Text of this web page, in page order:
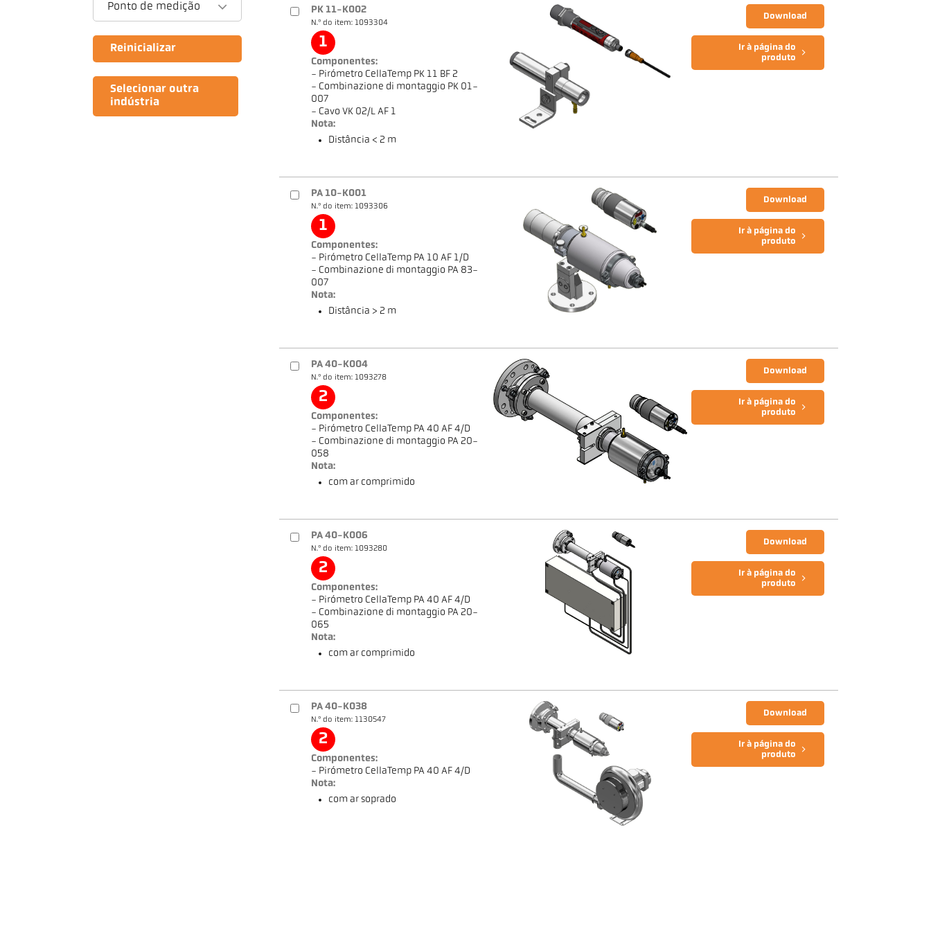
Ponto de medição
Reinicializar
Selecionar outra
indústria
PK 11-K002
N.º do item: 1093304
1
Componentes:
- Pirómetro CellaTemp PK 11 BF 2
- Combinazione di montaggio PK 01-
007
- Cavo VK 02/L AF 1
Nota:
Distância < 2 m
Download
Ir à página do
produto
PA 10-K001
N.º do item: 1093306
1
Componentes:
- Pirómetro CellaTemp PA 10 AF 1/D
- Combinazione di montaggio PA 83-
007
Nota:
Distância > 2 m
Download
Ir à página do
produto
PA 40-K004
N.º do item: 1093278
2
Componentes:
- Pirómetro CellaTemp PA 40 AF 4/D
- Combinazione di montaggio PA 20-
058
Nota:
com ar comprimido
Download
Ir à página do
produto
PA 40-K006
N.º do item: 1093280
2
Componentes:
- Pirómetro CellaTemp PA 40 AF 4/D
- Combinazione di montaggio PA 20-
065
Nota:
com ar comprimido
Download
Ir à página do
produto
PA 40-K038
N.º do item: 1130547
2
Componentes:
- Pirómetro CellaTemp PA 40 AF 4/D
Nota:
com ar soprado
Download
Ir à página do
produto